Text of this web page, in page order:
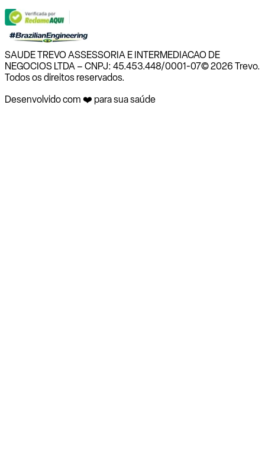
SAUDE TREVO ASSESSORIA E INTERMEDIACAO DE
NEGOCIOS LTDA – CNPJ: 45.453.448/0001-07© 2026 Trevo.
Todos os direitos reservados.
Desenvolvido com ❤️ para sua saúde